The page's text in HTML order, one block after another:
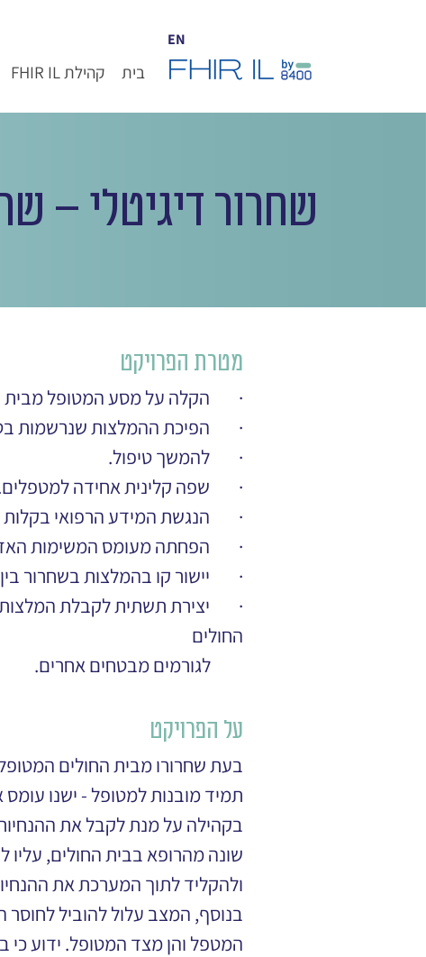
בית קהילת FHIR IL
EN
שחרור דיגיטלי –
מטרת הפרויקט
·        הקלה על מסע המטופל
·        הפיכת ההמלצות
·        להמשך טיפול.
·        שפה קלינית אחידה
·        הנגשת המידע הרפואי
·        הפחתה מעומס המשימות
·        יישור קו בהמלצות בשחרור
·        יצירת תשתית לקבלת
החולים
על הפרויקט
בעת שחרורו מבית החולים
תמיד מובנות למטופל - ישנו עומס
בקהילה על מנת לקבל את
שונה מהרופא בבית החולים,
ולהקליד לתוך המערכת את
בנוסף, המצב עלול להוביל לחוסר
המטפל והן מצד המטופל. ידוע